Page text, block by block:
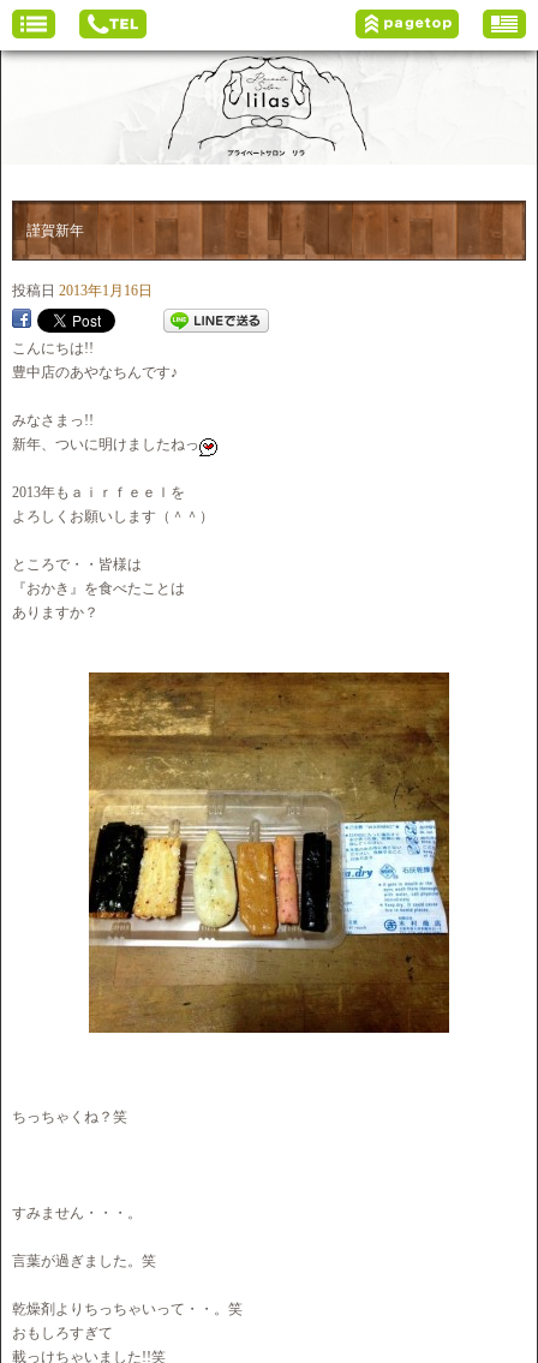
謹賀新年
投稿日 2013年1月16日
こんにちは!!
豊中店のあやなちんです♪
みなさまっ!!
新年、ついに明けましたねっ
2013年もａｉｒｆｅｅｌを
よろしくお願いします（＾＾）
ところで・・皆様は
『おかき』を食べたことは
ありますか？
ちっちゃくね？笑
すみません・・・。
言葉が過ぎました。笑
乾燥剤よりちっちゃいって・・。笑
おもしろすぎて
載っけちゃいました!!笑